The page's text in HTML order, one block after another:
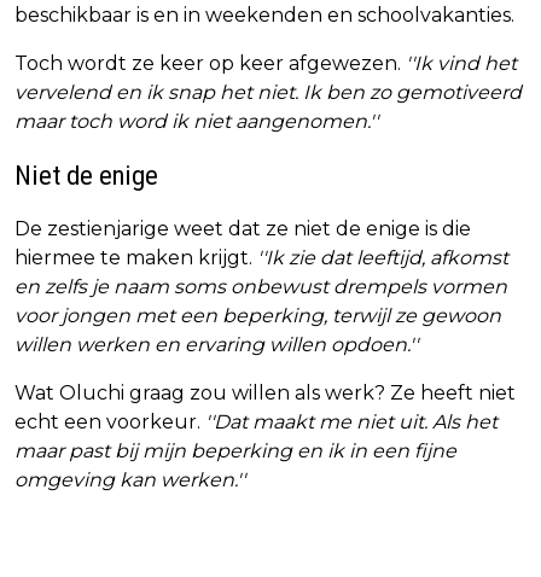
beschikbaar is en in weekenden en schoolvakanties.
Toch wordt ze keer op keer afgewezen. ''Ik vind het
vervelend en ik snap het niet. Ik ben zo gemotiveerd
maar toch word ik niet aangenomen.''
Niet de enige
De zestienjarige weet dat ze niet de enige is die
hiermee te maken krijgt. ''Ik zie dat leeftijd, afkomst
en zelfs je naam soms onbewust drempels vormen
voor jongen met een beperking, terwijl ze gewoon
willen werken en ervaring willen opdoen.''
Wat Oluchi graag zou willen als werk? Ze heeft niet
echt een voorkeur. ''Dat maakt me niet uit. Als het
maar past bij mijn beperking en ik in een fijne
omgeving kan werken.''